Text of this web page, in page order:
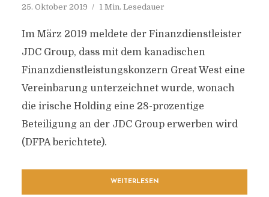
25. Oktober 2019 1 Min. Lesedauer
Im März 2019 meldete der Finanzdienstleister
JDC Group, dass mit dem kanadischen
Finanzdienstleistungskonzern Great West eine
Vereinbarung unterzeichnet wurde, wonach
die irische Holding eine 28-prozentige
Beteiligung an der JDC Group erwerben wird
(DFPA berichtete).
WEITERLESEN